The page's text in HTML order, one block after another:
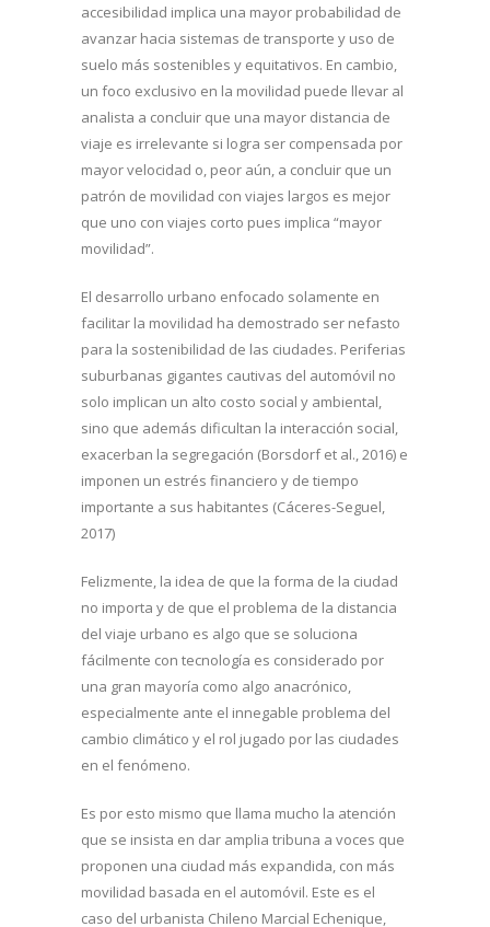
accesibilidad implica una mayor probabilidad de
avanzar hacia sistemas de transporte y uso de
suelo más sostenibles y equitativos. En cambio,
un foco exclusivo en la movilidad puede llevar al
analista a concluir que una mayor distancia de
viaje es irrelevante si logra ser compensada por
mayor velocidad o, peor aún, a concluir que un
patrón de movilidad con viajes largos es mejor
que uno con viajes corto pues implica “mayor
movilidad”.
El desarrollo urbano enfocado solamente en
facilitar la movilidad ha demostrado ser nefasto
para la sostenibilidad de las ciudades. Periferias
suburbanas gigantes cautivas del automóvil no
solo implican un alto costo social y ambiental,
sino que además dificultan la interacción social,
exacerban la segregación (Borsdorf et al., 2016) e
imponen un estrés financiero y de tiempo
importante a sus habitantes (Cáceres-Seguel,
2017)
Felizmente, la idea de que la forma de la ciudad
no importa y de que el problema de la distancia
del viaje urbano es algo que se soluciona
fácilmente con tecnología es considerado por
una gran mayoría como algo anacrónico,
especialmente ante el innegable problema del
cambio climático y el rol jugado por las ciudades
en el fenómeno.
Es por esto mismo que llama mucho la atención
que se insista en dar amplia tribuna a voces que
proponen una ciudad más expandida, con más
movilidad basada en el automóvil. Este es el
caso del urbanista Chileno Marcial Echenique,